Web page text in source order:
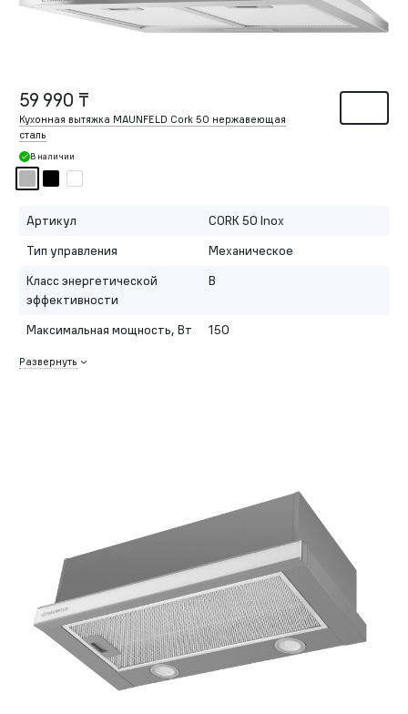
59 990 ₸
Кухонная вытяжка MAUNFELD Cork 50 нержавеющая
сталь
В наличии
Артикул
CORK 50 Inox
Тип управления
Механическое
Класс энергетической
эффективности
B
Максимальная мощность, Вт 150
Развернуть